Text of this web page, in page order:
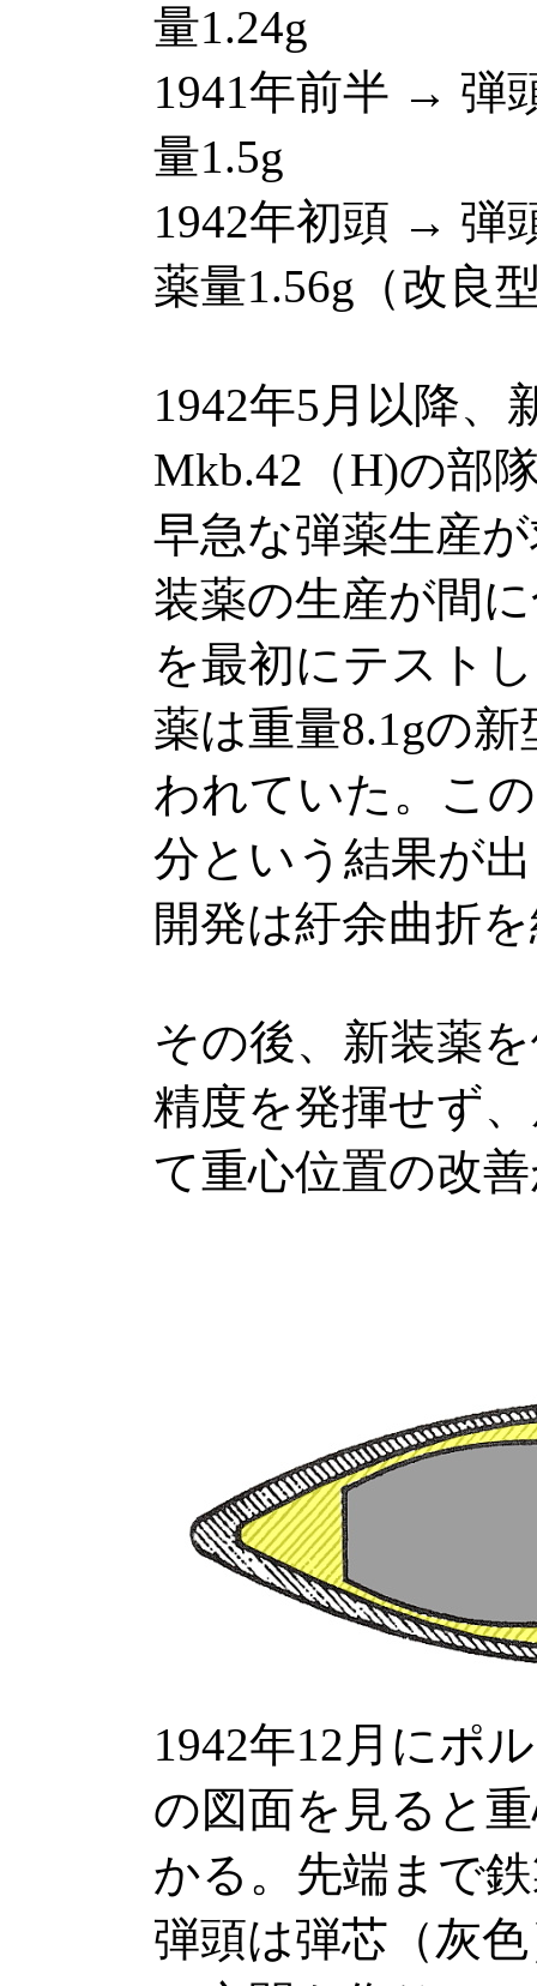
量1.24g
1941年前半 → 弾
量1.5g
1942年初頭 → 弾
薬量1.56g（改良
1942年5月以降、
Mkb.42（H)の部
早急な弾薬生産
装薬の生産が間
を最初にテスト
薬は重量8.1gの
われていた。こ
分という結果が
開発は紆余曲折
その後、新装薬
精度を発揮せず
て重心位置の改
1942年12月にポ
の図面を見ると
かる。先端まで
弾頭は弾芯（灰